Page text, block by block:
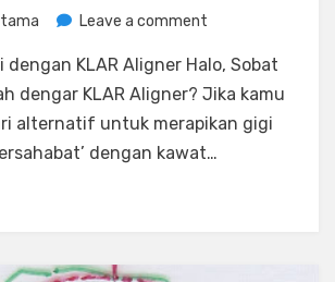
Leave a comment
Lengkap
KLAR
Aligner:
Kelebihan,
Kekurangan,
KLAR Aligner Halo, Sobat
dengar KLAR Aligner? Jika kamu
alternatif untuk merapikan gigi
dengan kawat…